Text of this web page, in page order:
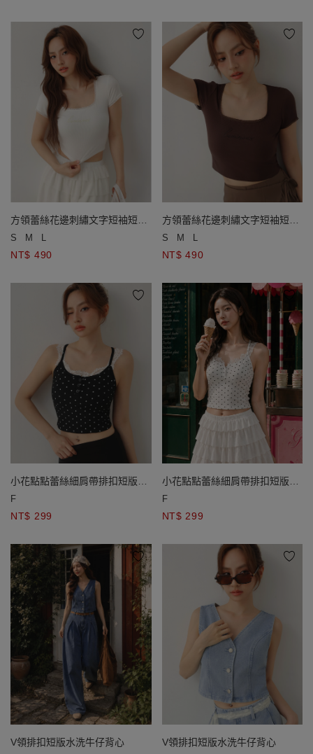
方領蕾絲花邊刺繡文字短袖短版
羅紋上衣
S M L
NT$ 490
方領蕾絲花邊刺繡文字短袖短版
羅紋上衣
S M L
NT$ 490
小花點點蕾絲細肩帶排扣短版
BRA背心
F
NT$ 299
小花點點蕾絲細肩帶排扣短版
BRA背心
F
NT$ 299
V領排扣短版水洗牛仔背心 V領排扣短版水洗牛仔背心